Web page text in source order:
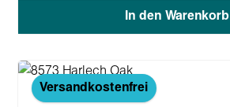
In den Warenkorb
Versandkostenfrei